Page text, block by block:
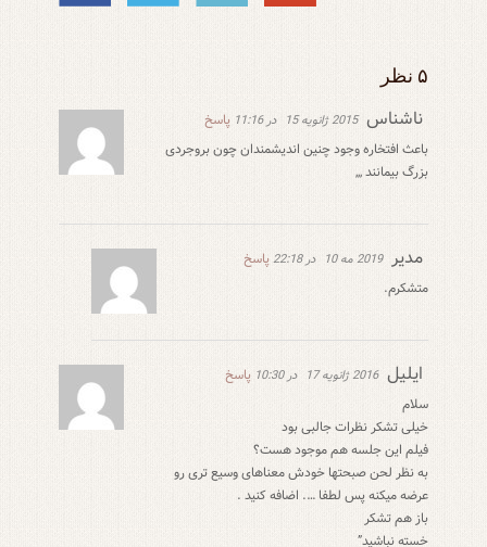
۵ نظر
ناشناس 2015 ژانویه 15 در 11:16
پاسخ
باعث افتخاره وجود چنین اندیشمندان چون بروجردى
بزرگ بیمانند ,,,
مدیر 2019 مه 10 در 22:18
پاسخ
متشکرم.
ایلیل 2016 ژانویه 17 در 10:30
پاسخ
سلام
خیلی تشکر نظرات جالبی بود
فیلم این جلسه هم موجود هست؟
به نظر لحن صبحتها خودش معناهای وسیع تری رو
عرضه میکنه پس لطفا …. اضافه کنید .
باز هم تشکر
خسته نباشید”